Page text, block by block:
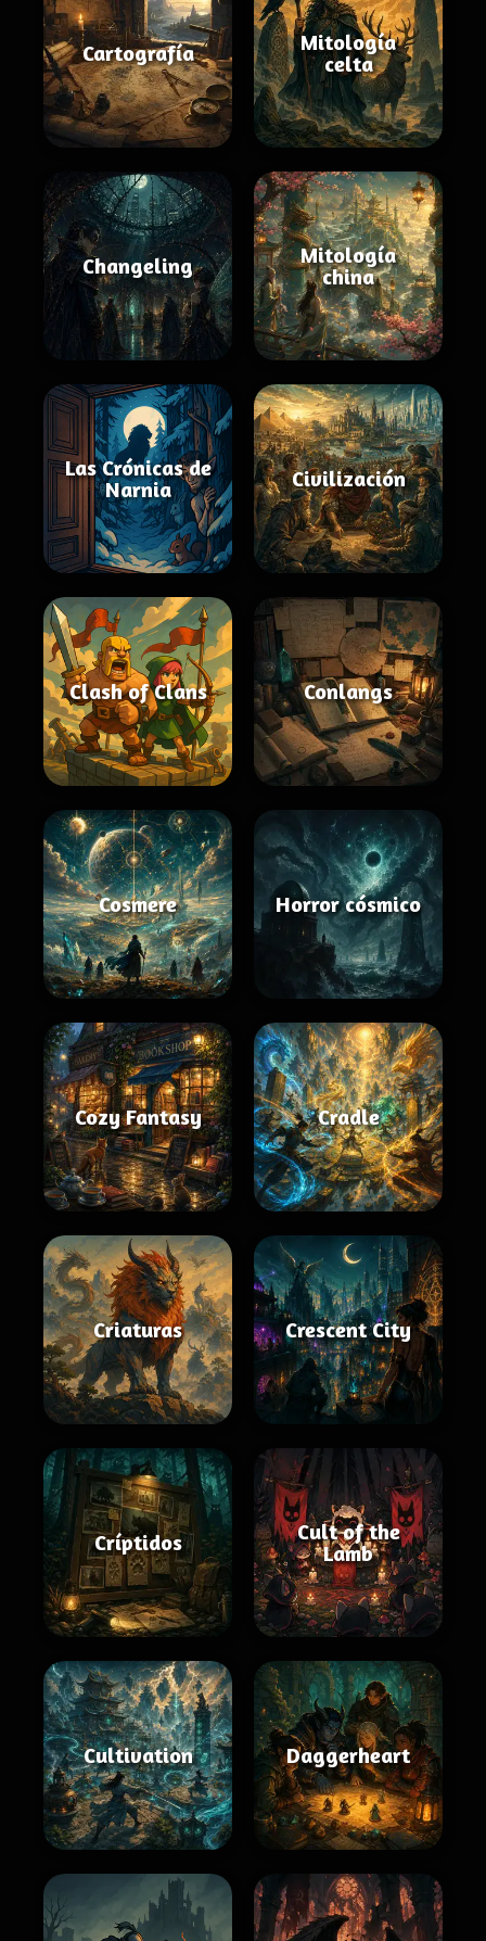
Cartografía
Mitología
celta
Changeling
Mitología
china
Las Crónicas de
Narnia
Civilización
Clash of Clans Conlangs
Cosmere Horror cósmico
Cozy Fantasy Cradle
Criaturas Crescent City
Críptidos
Cult of the
Lamb
Cultivation Daggerheart